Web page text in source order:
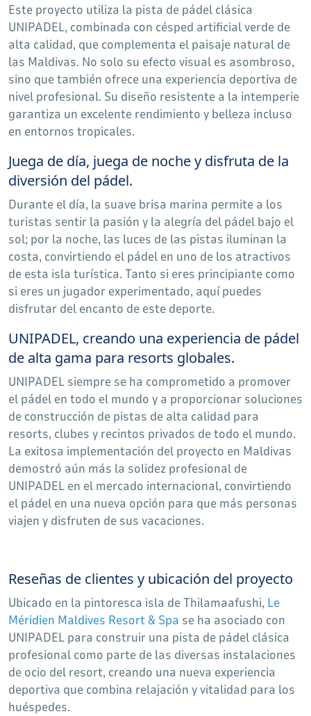
Este proyecto utiliza la pista de pádel clásica
UNIPADEL, combinada con césped artificial verde de
alta calidad, que complementa el paisaje natural de
las Maldivas. No solo su efecto visual es asombroso,
sino que también ofrece una experiencia deportiva de
nivel profesional. Su diseño resistente a la intemperie
garantiza un excelente rendimiento y belleza incluso
en entornos tropicales.
Juega de día, juega de noche y disfruta de la
diversión del pádel.
Durante el día, la suave brisa marina permite a los
turistas sentir la pasión y la alegría del pádel bajo el
sol; por la noche, las luces de las pistas iluminan la
costa, convirtiendo el pádel en uno de los atractivos
de esta isla turística. Tanto si eres principiante como
si eres un jugador experimentado, aquí puedes
disfrutar del encanto de este deporte.
UNIPADEL, creando una experiencia de pádel
de alta gama para resorts globales.
UNIPADEL siempre se ha comprometido a promover
el pádel en todo el mundo y a proporcionar soluciones
de construcción de pistas de alta calidad para
resorts, clubes y recintos privados de todo el mundo.
La exitosa implementación del proyecto en Maldivas
demostró aún más la solidez profesional de
UNIPADEL en el mercado internacional, convirtiendo
el pádel en una nueva opción para que más personas
viajen y disfruten de sus vacaciones.
Reseñas de clientes y ubicación del proyecto
Ubicado en la pintoresca isla de Thilamaafushi, Le
Méridien Maldives Resort & Spa se ha asociado con
UNIPADEL para construir una pista de pádel clásica
profesional como parte de las diversas instalaciones
de ocio del resort, creando una nueva experiencia
deportiva que combina relajación y vitalidad para los
huéspedes.